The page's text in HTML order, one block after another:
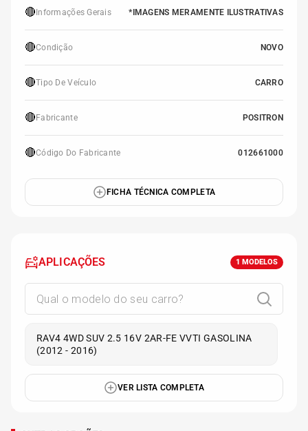
🔴 Informações Gerais *IMAGENS MERAMENTE ILUSTRATIVAS
🔴Condição NOVO
🔴Tipo De Veículo CARRO
🔴 Fabricante POSITRON
🔴Código Do Fabricante 012661000
FICHA TÉCNICA COMPLETA
APLICAÇÕES 1 MODELOS
RAV4 4WD SUV 2.5 16V 2AR-FE VVTI GASOLINA
(2012 - 2016)
VER LISTA COMPLETA